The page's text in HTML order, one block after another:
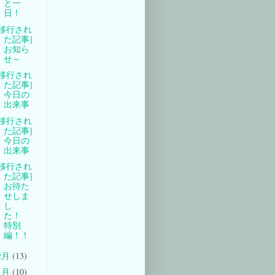
と一
日！
行され
た記事]
お知ら
せ～
行され
た記事]
今日の
出来事
行され
た記事]
今日の
出来事
行され
た記事]
お待た
せしま
し
た！
特別
編！！
(13)
(10)